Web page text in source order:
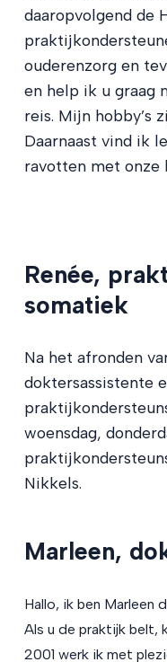
daaropvolgend de
ouderenzorg en
en help ik u graag
reis. Mijn hobby’s
Daarnaast vind ik
ravotten met onze
Renée,
somatiek
Na het afronden
doktersassistente
woensdag,
Nikkels.
Marleen,
Hallo, ik ben Marleen
Als u de praktijk belt,
2001 werk ik met